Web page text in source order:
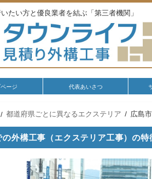
たい方と優良業者を結ぶ「第三者機関」
ページ 代表あいさつ
都道府県ごとに異なるエクステリア 広島
の外構工事（エクステリア工事）の特